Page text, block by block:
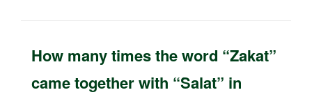
How many times the word “Zakat”
came together with “Salat” in